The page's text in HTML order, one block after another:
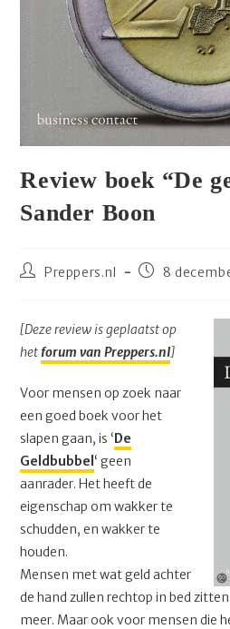
Review boek “De
Sander Boon
BerichtPreppers.nl
Bericht
8
[Deze review is geplaatst op
het forum van Preppers.nl]
Voor mensen op zoek naar
een goed boek voor het
slapen gaan, is ‘De
Geldbubbel ‘ geen
aanrader. Het heeft de
eigenschap om wakker te
schudden, en wakker te
houden.
Mensen met wat geld achter
de hand zullen rechtop in bed
meer. Maar ook voor mensen die